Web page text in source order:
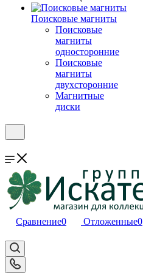
Поисковые магниты
Поисковые
магниты
односторонние
Поисковые
магниты
двухсторонние
Магнитные
диски
Сравнение0 Отложенные0